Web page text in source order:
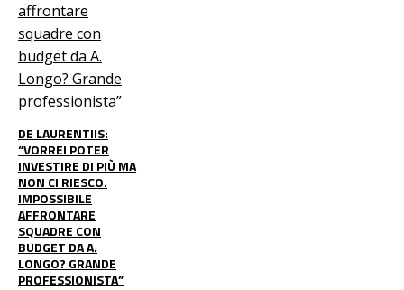
DE LAURENTIIS:
“VORREI POTER
INVESTIRE DI PIÙ MA
NON CI RIESCO.
IMPOSSIBILE
AFFRONTARE
SQUADRE CON
BUDGET DA A.
LONGO? GRANDE
PROFESSIONISTA”